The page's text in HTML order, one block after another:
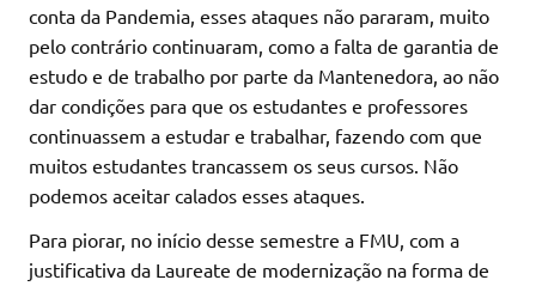
conta da Pandemia, esses ataques não pararam, muito
pelo contrário continuaram, como a falta de garantia de
estudo e de trabalho por parte da Mantenedora, ao não
dar condições para que os estudantes e professores
continuassem a estudar e trabalhar, fazendo com que
muitos estudantes trancassem os seus cursos. Não
podemos aceitar calados esses ataques.
Para piorar, no início desse semestre a FMU, com a
justificativa da Laureate de modernização na forma de